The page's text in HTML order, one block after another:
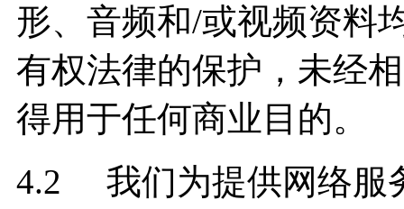
形、音频和/或视频资料
有权法律的保护，未经
得用于任何商业目的。
4.2 我们为提供网络服